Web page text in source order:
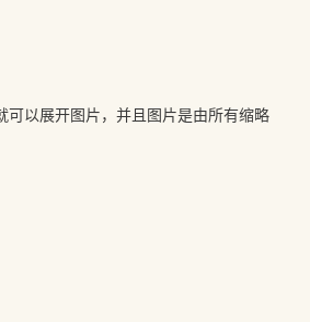
以展开图片，并且图片是由所有缩略